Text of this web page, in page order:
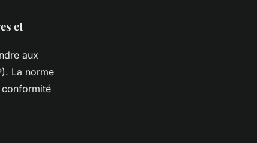
et
aux
La norme
conformité